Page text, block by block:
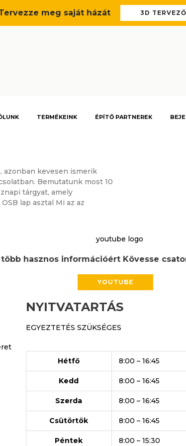
meg saját házát 3D TERVEZŐ
TERMÉKEINK ÉPÍTŐ PARTNEREK
azonban kevesen ismerik
Bemutatunk most 10
tárgyat, amely
lap asztal Mi az az
hasznos információért Kövesse
YOUTUBE
NYITVATARTÁS
EGYEZTETÉS SZÜKSÉGES
Hétfő 8:00 – 16:45
Kedd 8:00 – 16:45
Szerda 8:00 – 16:45
Csütörtök 8:00 – 16:45
Péntek 8:00 – 15:30